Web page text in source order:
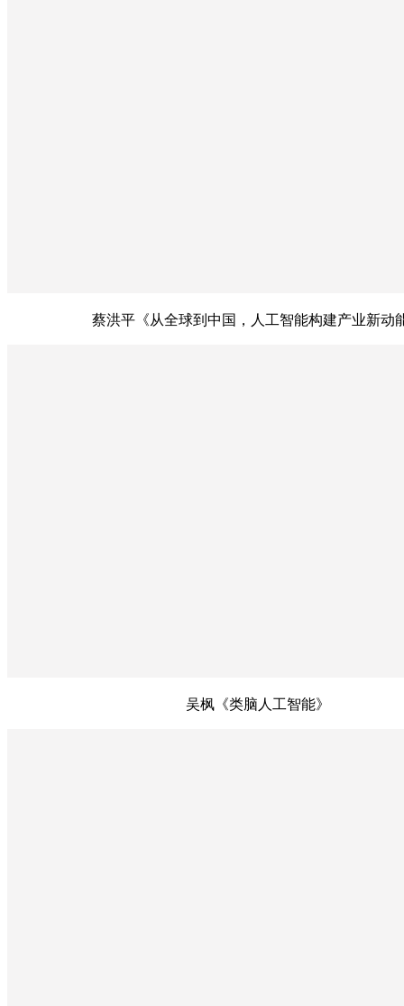
蔡洪平《从全球到中国，人工智能构建产业新动
吴枫《类脑人工智能》